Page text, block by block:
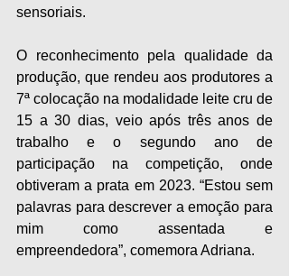
sensoriais.
O reconhecimento pela qualidade da
produção, que rendeu aos produtores a
7ª colocação na modalidade leite cru de
15 a 30 dias, veio após três anos de
trabalho e o segundo ano de
participação na competição, onde
obtiveram a prata em 2023. “Estou sem
palavras para descrever a emoção para
mim como assentada e
empreendedora”, comemora Adriana.